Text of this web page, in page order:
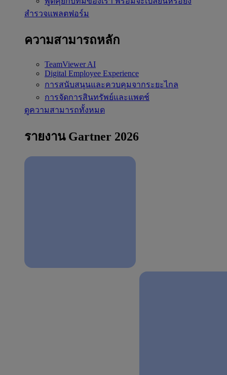
สำรวจแพลตฟอร์ม
ความสามารถหลัก
TeamViewer AI
Digital Employee Experience
การสนับสนุนและควบคุมจากระยะไกล
การจัดการสินทรัพย์และแพตช์
ดูความสามารถทั้งหมด
รายงาน Gartner 2026